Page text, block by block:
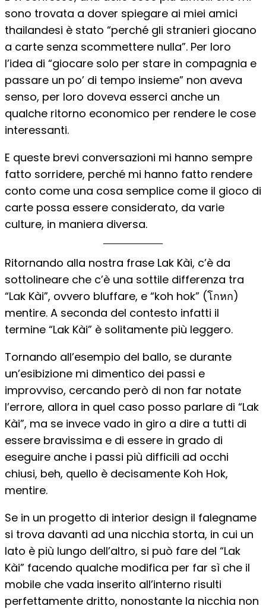
sono trovata a dover spiegare ai miei amici
thailandesi è stato “perché gli stranieri giocano
a carte senza scommettere nulla”. Per loro
l’idea di “giocare solo per stare in compagnia e
passare un po’ di tempo insieme” non aveva
senso, per loro doveva esserci anche un
qualche ritorno economico per rendere le cose
interessanti.
E queste brevi conversazioni mi hanno sempre
fatto sorridere, perché mi hanno fatto rendere
conto come una cosa semplice come il gioco di
carte possa essere considerato, da varie
culture, in maniera diversa.
Ritornando alla nostra frase Lak Kài, c’è da
sottolineare che c’è una sottile differenza tra
“Lak Kài”, ovvero bluffare, e “koh hok” (โกหก)
mentire. A seconda del contesto infatti il
termine “Lak Kài” è solitamente più leggero.
Tornando all’esempio del ballo, se durante
un’esibizione mi dimentico dei passi e
improvviso, cercando però di non far notate
l’errore, allora in quel caso posso parlare di “Lak
Kài”, ma se invece vado in giro a dire a tutti di
essere bravissima e di essere in grado di
eseguire anche i passi più difficili ad occhi
chiusi, beh, quello è decisamente Koh Hok,
mentire.
Se in un progetto di interior design il falegname
si trova davanti ad una nicchia storta, in cui un
lato è più lungo dell’altro, si può fare del “Lak
Kài” facendo qualche modifica per far sì che il
mobile che vada inserito all’interno risulti
perfettamente dritto, nonostante la nicchia non